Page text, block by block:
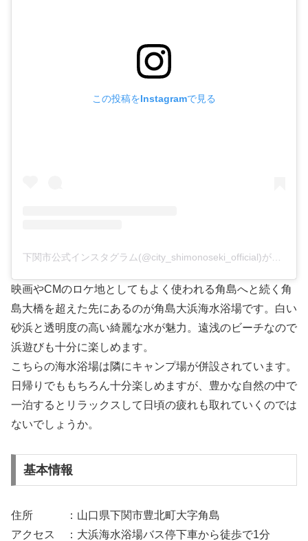
この投稿をInstagramで見る
下関市公式インスタグラム(@city_shimonoseki_official)がシェアした投稿
映画やCMのロケ地としてもよく使われる角島へと続く角
島大橋を超えた先にあるのが角島大浜海水浴場です。白い
砂浜と透明度の高い綺麗な水が魅力。遠浅のビーチなので
浜遊びも十分に楽しめます。
こちらの海水浴場は隣にキャンプ場が併設されています。
日帰りでももちろん十分楽しめますが、豊かな自然の中で
一泊するとリラックスして日頃の疲れも取れていくのでは
ないでしょうか。
基本情報
住所 ：山口県下関市豊北町大字角島
アクセス ：大浜海水浴場バス停下車から徒歩で1分